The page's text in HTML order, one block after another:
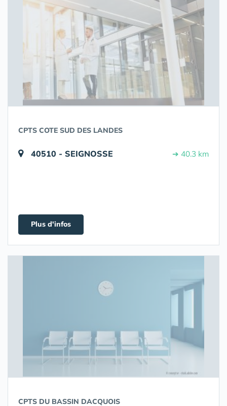
CPTS COTE SUD DES LANDES
40510 - SEIGNOSSE ➔ 40.3 km
Plus d'infos
CPTS DU BASSIN DACQUOIS